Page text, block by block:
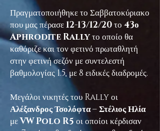
Πραγματοποιήθηκε το Σαββατοκύριακο
που μας πέρασε12-13/12/20το 43ο
Aphrodite Rallyτο οποίο θα
καθόριζε και τον φετινό πρωταθλητή
στην φετινή σεζόν με συντελεστή
βαθμολογίας 1.5, με 8 ειδικές διαδρομές.
Μεγάλοι νικητές του Rally οι
Αλέξανδρος Τσολόφτα – Στέλιος Ηλία
μεVW Polo R5 οι οποίοι κέρδισαν